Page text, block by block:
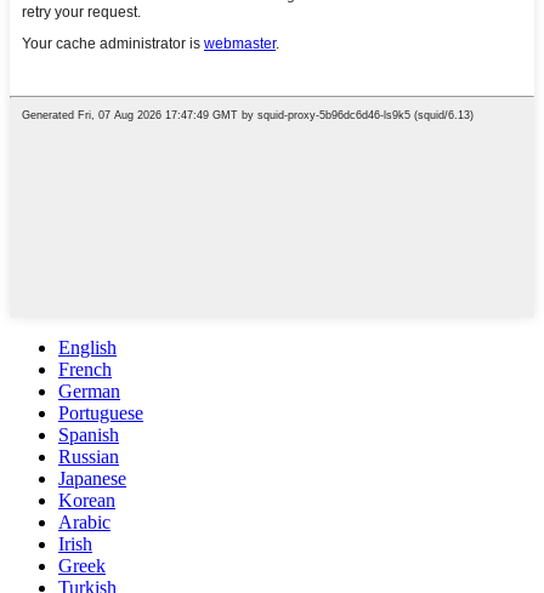
English
French
German
Portuguese
Spanish
Russian
Japanese
Korean
Arabic
Irish
Greek
Turkish